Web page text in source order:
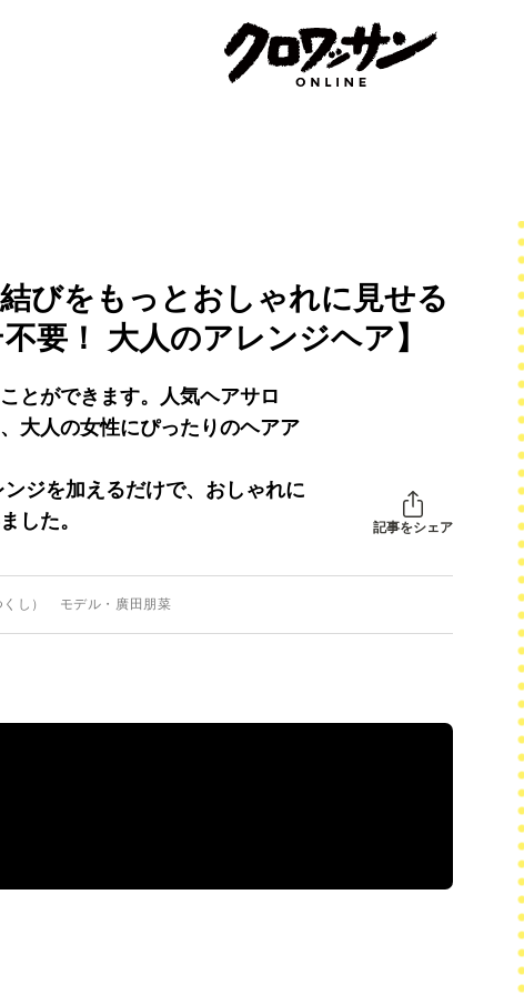
びをもっとおしゃれに見せる
要！ 大人のアレンジヘア】
とができます。人気ヘアサロ
大人の女性にぴったりのヘアア
ジを加えるだけで、おしゃれに
した。
記事をシェア
くし） モデル・廣田朋菜